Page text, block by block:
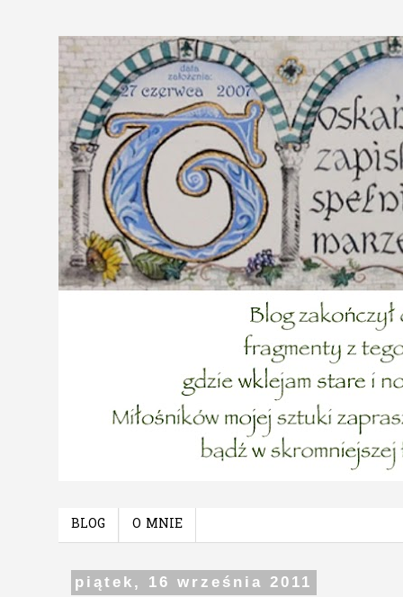
BLOG O MNIE
piątek, 16 września 2011